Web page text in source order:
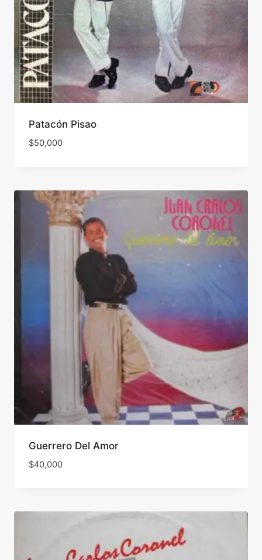
Patacón Pisao
$50,000
Guerrero Del Amor
$40,000